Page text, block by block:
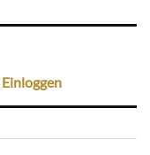
Einloggen